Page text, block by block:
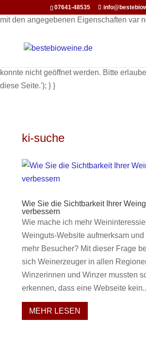
function openInNewWindow(url) { // Öffnet
mit den angegebenen Eigenschaften var
(newWindow) { newWindow.focus(); //
konnte nicht geöffnet werden. Bitte
diese Seite.'); } }
07641-48535
ki-suche
Wie Sie die Sichtbarkeit Ihrer
verbessern
Wie mache ich mehr
Weinguts-Website aufmerksam und
mehr Besucher? Mit dieser Frage
sich Weinerzeuger in allen
Winzerinnen und Winzer mussten
erkennen, dass eine Webseite
MEHR LESEN